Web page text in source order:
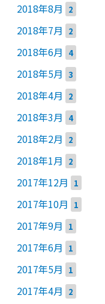
2018年8月 2
2018年7月 2
2018年6月 4
2018年5月 3
2018年4月 2
2018年3月 4
2018年2月 2
2018年1月 2
2017年12月 1
2017年10月 1
2017年9月 1
2017年6月 1
2017年5月 1
2017年4月 2